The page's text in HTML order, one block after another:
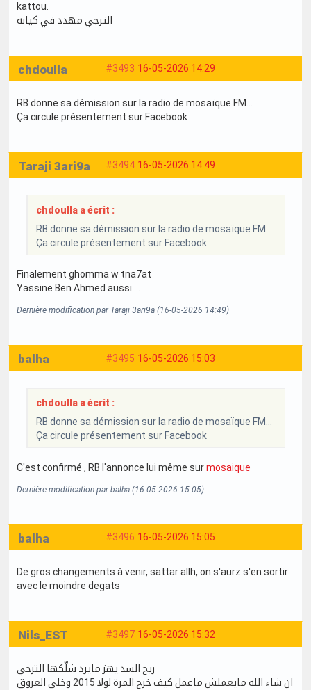
kattou.
الترجي مهدد في كيانه
#3493 16-05-2026 14:29
chdoulla
RB donne sa démission sur la radio de mosaïque FM...
Ça circule présentement sur Facebook
#3494 16-05-2026 14:49
Taraji 3ari9a
chdoulla a écrit :
RB donne sa démission sur la radio de mosaïque FM...
Ça circule présentement sur Facebook
Finalement ghomma w tna7at
Yassine Ben Ahmed aussi …
Dernière modification par Taraji 3ari9a (16-05-2026 14:49)
#3495 16-05-2026 15:03
balha
chdoulla a écrit :
RB donne sa démission sur la radio de mosaïque FM...
Ça circule présentement sur Facebook
C'est confirmé , RB l'annonce lui même surmosaique
Dernière modification par balha (16-05-2026 15:05)
#3496 16-05-2026 15:05
balha
De gros changements à venir, sattar allh, on s'aurz s'en sortir
avec le moindre degats
#3497 16-05-2026 15:32
Nils_EST
ريح السد يهز مايرد شلّكها الترجي
ان شاء الله مايعملش ماعمل كيف خرج المرة لولا 2015 وخلى العروق